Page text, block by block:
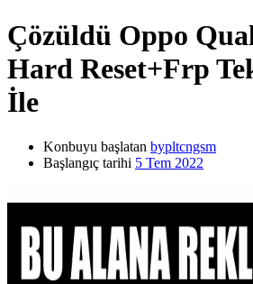
Çözüldü Oppo
Hard Reset+Frp
İle
Konbuyu başlatan bypltcngsm
Başlangıç tarihi 5 Tem 2022